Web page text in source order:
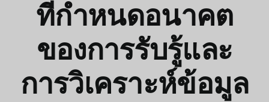
ที่กำหนดอนาคต
ของการรับรู้และ
การวิเคราะห์ข้อมูล